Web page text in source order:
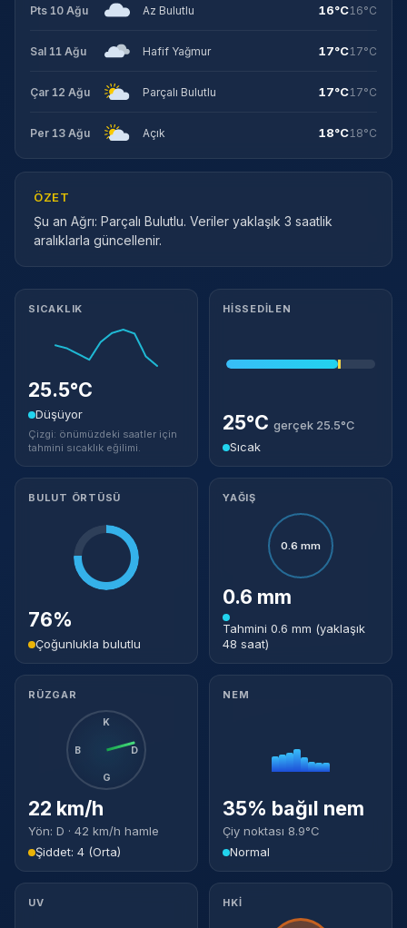
Pts 10 Ağu Az Bulutlu 16°C16°C
Sal 11 Ağu Hafif Yağmur 17°C17°C
Çar 12 Ağu Parçalı Bulutlu 17°C17°C
Per 13 Ağu Açık 18°C18°C
ÖZET
Şu an Ağrı: Parçalı Bulutlu. Veriler yaklaşık 3 saatlik
aralıklarla güncellenir.
Meteorolojik ayrıntılar
SICAKLIK
25.5°C
Düşüyor
Çizgi: önümüzdeki saatler için
tahmini sıcaklık eğilimi.
HISSEDILEN
25°C gerçek 25.5°C
Sıcak
BULUT ÖRTÜSÜ
76%
Çoğunlukla bulutlu
YAĞIŞ
0.6 mm
0.6 mm
Tahmini 0.6 mm (yaklaşık
48 saat)
RÜZGAR
K
D
G
B
22 km/h
Yön: D · 42 km/h hamle
Şiddet: 4 (Orta)
NEM
35% bağıl nem
Çiy noktası 8.9°C
Normal
UV HKİ